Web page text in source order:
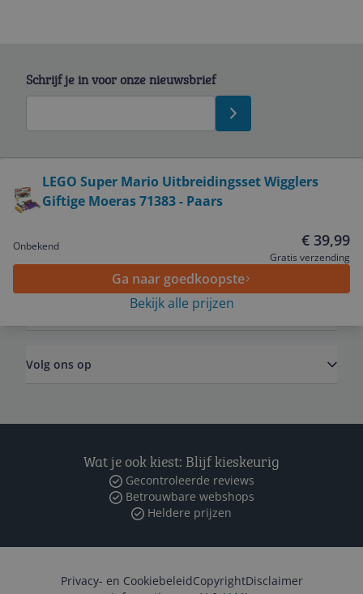
LEGO Super Mario Uitbreidingsset Wigglers
Giftige Moeras 71383 - Paars
Onbekend € 39,99
Gratis verzending
Ga naar goedkoopste
Bekijk alle prijzen
Schrijf je in voor onze nieuwsbrief
Service
Volg ons op
Wat je ook kiest: Blijf kieskeurig
Gecontroleerde reviews
Betrouwbare webshops
Heldere prijzen
Privacy- en CookiebeleidCopyrightDisclaimer